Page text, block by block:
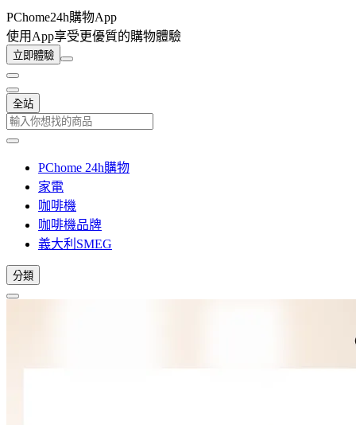
PChome24h購物App
使用App享受更優質的購物體驗
立即體驗
全站
PChome 24h購物
家電
咖啡機
咖啡機品牌
義大利SMEG
分類